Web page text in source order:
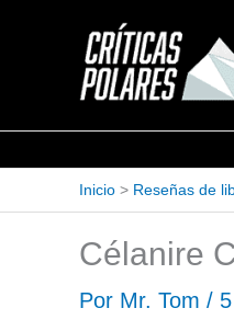
contenido
Inicio Reseñas de
Célanire
Por Mr. Tom /